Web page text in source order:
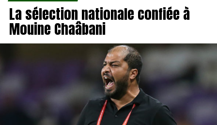
La sélection nationale confiée à
Mouine Chaâbani